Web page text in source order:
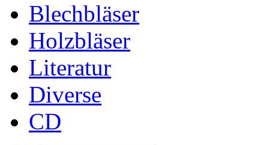
Blechbläser
Holzbläser
Literatur
Diverse
CD